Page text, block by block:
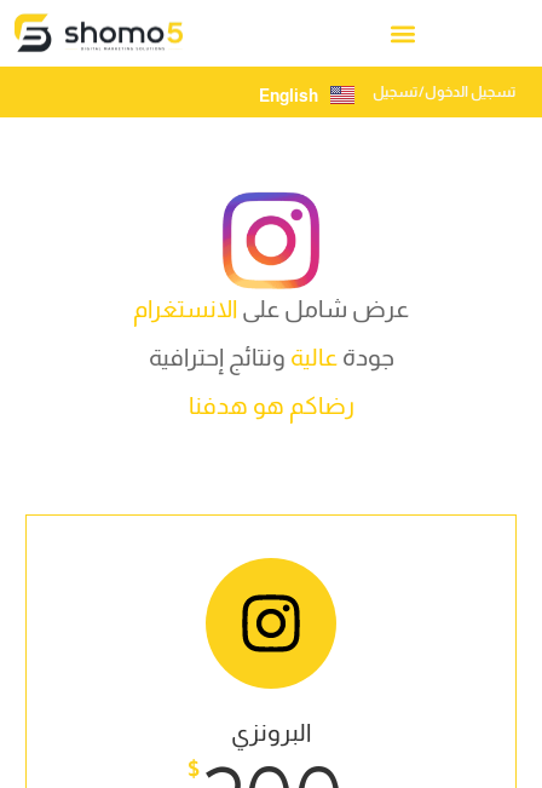
تسجيل الدخول/تسجيل English
عرض شامل على الانستغرام
جودةعالية ونتائج إحترافية
رضاكم هو هدفنا
البرونزي
$